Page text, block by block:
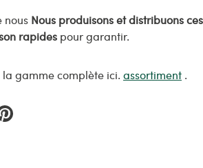
nous Nous produisons et distribuons
rapides pour garantir.
gamme complète ici. assortiment .